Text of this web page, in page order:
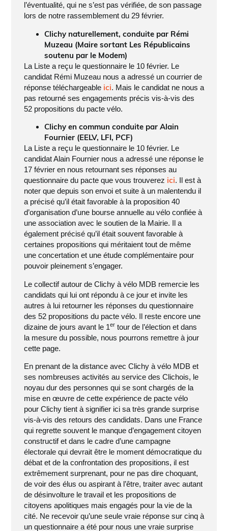
l’éventualité, qui ne s’est pas vérifiée, de son passage
lors de notre rassemblement du 29 février.
Clichy naturellement, conduite par Rémi
Muzeau (Maire sortant Les Républicains
soutenu par le Modem)
La Liste a reçu le questionnaire le 10 février. Le
candidat Rémi Muzeau nous a adressé un courrier de
réponse téléchargeable ici. Mais le candidat ne nous a
pas retourné ses engagements précis vis-à-vis des
52 propositions du pacte vélo.
Clichy en commun conduite par Alain
Fournier (EELV, LFI, PCF)
La Liste a reçu le questionnaire le 10 février. Le
candidat Alain Fournier nous a adressé une réponse le
17 février en nous retournant ses réponses au
questionnaire du pacte que vous trouverez ici. Il est à
noter que depuis son envoi et suite à un malentendu il
a précisé qu’il était favorable à la proposition 40
d’organisation d’une bourse annuelle au vélo confiée à
une association avec le soutien de la Mairie. Il a
également précisé qu’il était souvent favorable à
certaines propositions qui méritaient tout de même
une concertation et une étude complémentaire pour
pouvoir pleinement s’engager.
Le collectif autour de Clichy à vélo MDB remercie les
candidats qui lui ont répondu à ce jour et invite les
autres à lui retourner les réponses du questionnaire
des 52 propositions du pacte vélo. Il reste encore une
dizaine de jours avant le 1ertour de l’élection et dans
la mesure du possible, nous pourrons remettre à jour
cette page.
En prenant de la distance avec Clichy à vélo MDB et
ses nombreuses activités au service des Clichois, le
noyau dur des personnes qui se sont chargés de la
mise en œuvre de cette expérience de pacte vélo
pour Clichy tient à signifier ici sa très grande surprise
vis-à-vis des retours des candidats. Dans une France
qui regrette souvent le manque d’engagement citoyen
constructif et dans le cadre d’une campagne
électorale qui devrait être le moment démocratique du
débat et de la confrontation des propositions, il est
extrêmement surprenant, pour ne pas dire choquant,
de voir des élus ou aspirant à l’être, traiter avec autant
de désinvolture le travail et les propositions de
citoyens apolitiques mais engagés pour la vie de la
cité. Ne recevoir qu’une seule vraie réponse sur cinq à
un questionnaire a été pour nous une vraie surprise